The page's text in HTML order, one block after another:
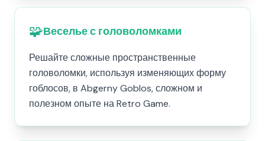
🧩Веселье с головоломками
Решайте сложные пространственные
головоломки, используя изменяющих форму
гоблосов, в Abgerny Goblos, сложном и
полезном опыте на Retro Game.